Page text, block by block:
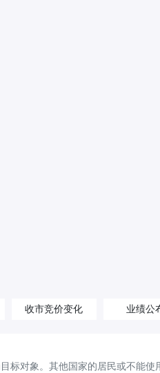
收市竞价变化 业绩公
标对象。其他国家的居民或不能